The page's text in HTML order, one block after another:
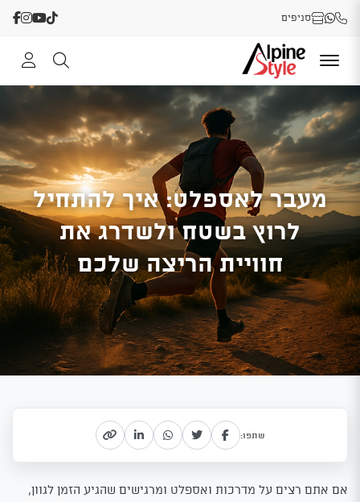
סניפים
מעבר לאספלט: איך להתחיל
לרוץ בשטח ולשדרג את
חוויית הריצה שלכם
שתפו:
אם אתם רצים על מדרכות ואספלט ומרגישים שהגיע הזמן לגוון,